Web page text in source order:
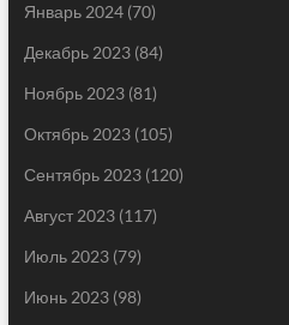
Январь 2024(70)
Декабрь 2023(84)
Ноябрь 2023(81)
Октябрь 2023(105)
Сентябрь 2023(120)
Август 2023(117)
Июль 2023(79)
Июнь 2023(98)